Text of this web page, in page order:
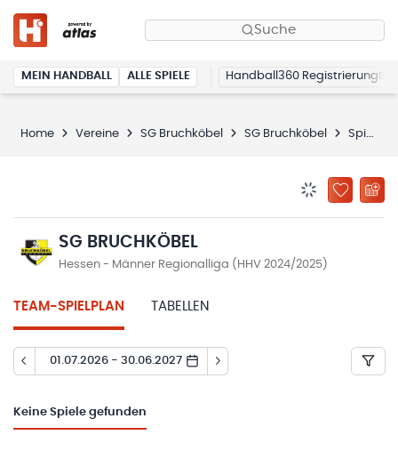
Suche
MEIN HANDBALL ALLE SPIELE Handball360 Registrierung
Home Vereine SG Bruchköbel SG Bruchköbel Spielplan
ZU
SG BRUCHKÖBEL
Hessen - Männer Regionalliga (HHV 2024/2025)
TEAM-SPIELPLAN TABELLEN
01.07.2026 - 30.06.2027
Keine Spiele gefunden